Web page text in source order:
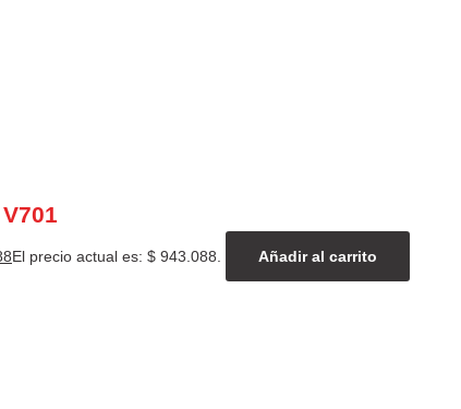
El precio actual es: $ 943.088. Añadir al carrito